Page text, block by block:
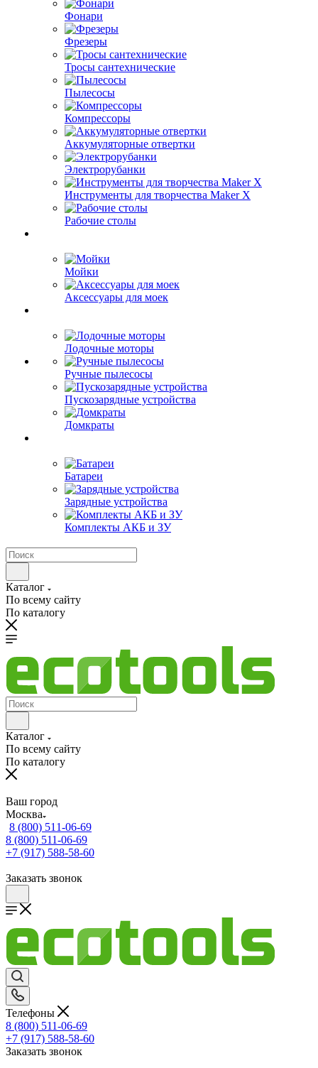
Фонари
Фрезеры
Тросы сантехнические
Пылесосы
Компрессоры
Аккумуляторные отвертки
Электрорубанки
Инструменты для творчества Maker X
Рабочие столы
Мойки
Аксессуары для моек
Лодочные моторы
Ручные пылесосы
Пускозарядные устройства
Домкраты
Батареи
Зарядные устройства
Комплекты АКБ и ЗУ
Каталог
По всему сайту
По каталогу
Каталог
По всему сайту
По каталогу
Ваш город
Москва
8 (800) 511-06-69
8 (800) 511-06-69
+7 (917) 588-58-60
Заказать звонок
Телефоны
8 (800) 511-06-69
+7 (917) 588-58-60
Заказать звонок